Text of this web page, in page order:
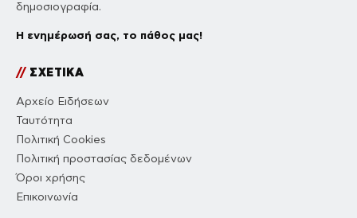
δημοσιογραφία.
Η ενημέρωσή σας, το πάθος μας!
//ΣΧΕΤΙΚΑ
Αρχείο Ειδήσεων
Ταυτότητα
Πολιτική Cookies
Πολιτική προστασίας δεδομένων
Όροι χρήσης
Επικοινωνία